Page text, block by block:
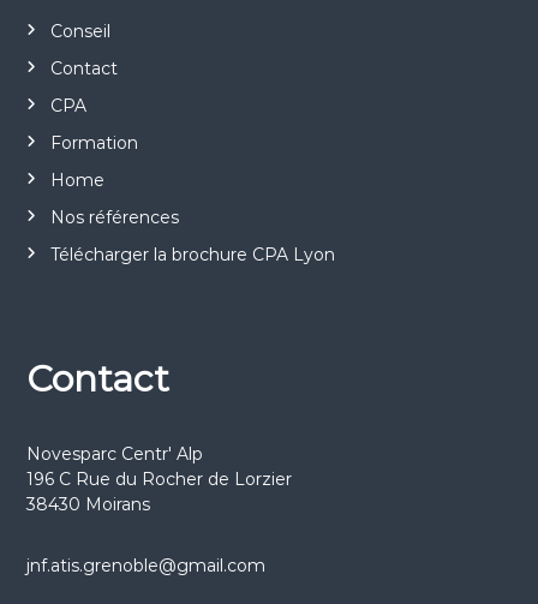
Conseil
Contact
CPA
Formation
Home
Nos références
Télécharger la brochure CPA Lyon
Contact
Novesparc Centr' Alp
196 C Rue du Rocher de Lorzier
38430 Moirans
jnf.atis.grenoble@gmail.com